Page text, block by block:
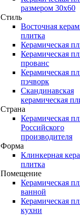
размером 30x60
Стиль
Восточная
плитка
Керамическая
Керамическая
прованс
Керамическая
пэчворк
Скандинавская
керамическая
Страна
Керамическая
Российского
производителя
Форма
Клинкерная
плитка
Помещение
Керамическая
ванной
Керамическая
кухни